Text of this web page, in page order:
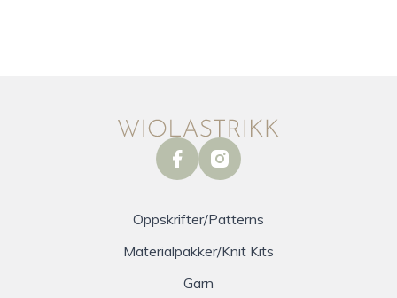
facebookinstagram
Oppskrifter/Patterns
Materialpakker/Knit Kits
Garn